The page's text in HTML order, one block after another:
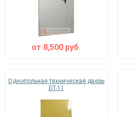
от 8,500 руб.
Однопольная техническая дверь
DT-11